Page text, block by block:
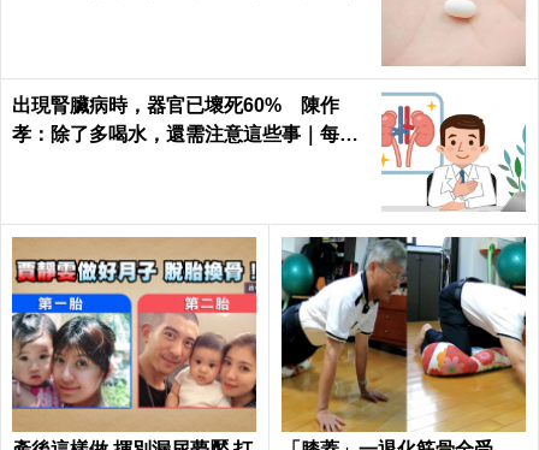
出現腎臟病時，器官已壞死60% 陳作
孝：除了多喝水，還需注意這些事｜每日